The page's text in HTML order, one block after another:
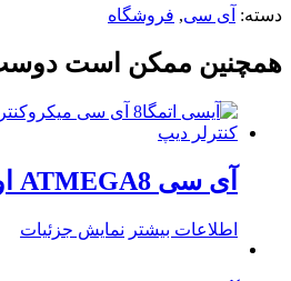
دسته: آی سی, فروشگاه
همچنین ممکن است
آی سی ATMEGA8 اورجینال
اطلاعات بیشتر نمایش جزئیات